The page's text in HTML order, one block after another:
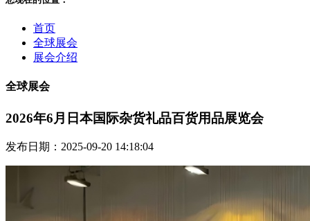
首页
全球展会
展会介绍
全球展会
2026年6月日本国际杂货礼品百货用品展览会
发布日期：2025-09-20 14:18:04